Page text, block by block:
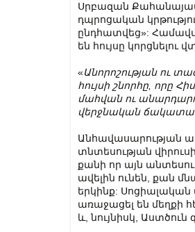
Սրբազան
դպրոցական
ընդհատվեց»:
են հույսը կորցնելու
«Անորոշության ու
հույսի շնորհը, որը
մահվան ու
վերջնական
Անհավասարության
տնտեսության
քանի որ այն
ավելին ունեն, քան
երկինք:
առաջացել են մեղքի
և, նույնիսկ, Աստծուն